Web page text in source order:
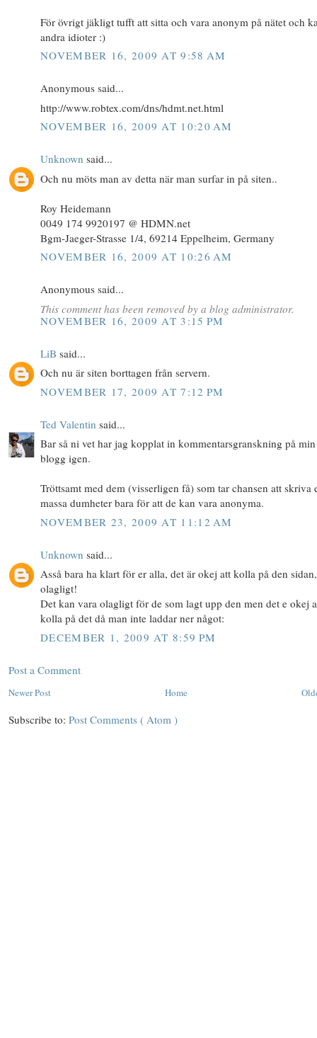
För övrigt jäkligt tufft att sitta och vara anonym på nätet och
andra idioter :)
NOVEMBER 16, 2009 AT 9:58 AM
Anonymous said...
http://www.robtex.com/dns/hdmt.net.html
NOVEMBER 16, 2009 AT 10:20 AM
Unknown said...
Och nu möts man av detta när man surfar in på siten..
Roy Heidemann
0049 174 9920197 @ HDMN.net
Bgm-Jaeger-Strasse 1/4, 69214 Eppelheim, Germany
NOVEMBER 16, 2009 AT 10:26 AM
Anonymous said...
This comment has been removed by a blog administrator.
NOVEMBER 16, 2009 AT 3:15 PM
LiB said...
Och nu är siten borttagen från servern.
NOVEMBER 17, 2009 AT 7:12 PM
Ted Valentin said...
Bar så ni vet har jag kopplat in kommentarsgranskning på min
blogg igen.
Tröttsamt med dem (visserligen få) som tar chansen att skriva
massa dumheter bara för att de kan vara anonyma.
NOVEMBER 23, 2009 AT 11:12 AM
Unknown said...
Asså bara ha klart för er alla, det är okej att kolla på den
olagligt!
Det kan vara olagligt för de som lagt upp den men det e okej
kolla på det då man inte laddar ner något:
DECEMBER 1, 2009 AT 8:59 PM
Post a Comment
Newer Post Home
Subscribe to: Post Comments ( Atom )